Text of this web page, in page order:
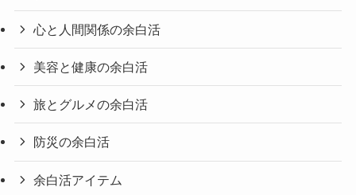
心と人間関係の余白活
美容と健康の余白活
旅とグルメの余白活
防災の余白活
余白活アイテム